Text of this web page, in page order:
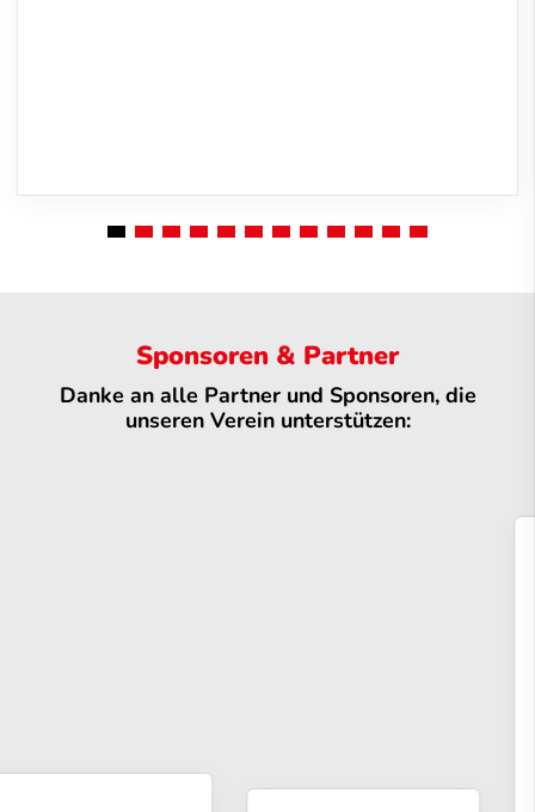
Sponsoren & Partner
Danke an alle Partner und Sponsoren, die
unseren Verein unterstützen: